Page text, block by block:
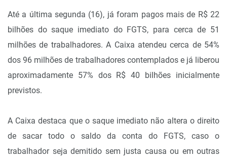
Até a última segunda (16), já foram pagos mais de R$ 22
bilhões do saque imediato do FGTS, para cerca de 51
milhões de trabalhadores. A Caixa atendeu cerca de 54%
dos 96 milhões de trabalhadores contemplados e já liberou
aproximadamente 57% dos R$ 40 bilhões inicialmente
previstos.
A Caixa destaca que o saque imediato não altera o direito
de sacar todo o saldo da conta do FGTS, caso o
trabalhador seja demitido sem justa causa ou em outras